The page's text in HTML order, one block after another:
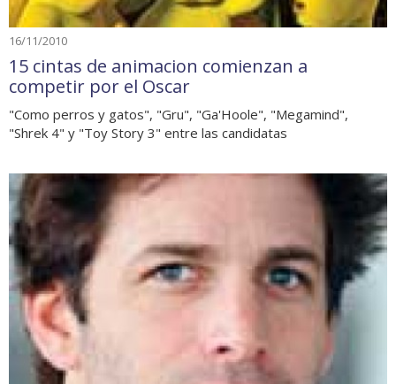
16/11/2010
15 cintas de animacion comienzan a
competir por el Oscar
"Como perros y gatos", "Gru", "Ga'Hoole", "Megamind",
"Shrek 4" y "Toy Story 3" entre las candidatas